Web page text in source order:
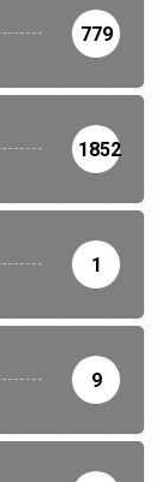
779
1852
1
9